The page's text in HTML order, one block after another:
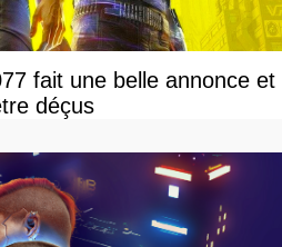
fait une belle annonce et
déçus